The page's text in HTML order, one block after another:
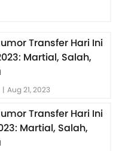
Transfer Hari Ini
Martial, Salah,
| Aug 21, 2023
Transfer Hari Ini
Martial, Salah,